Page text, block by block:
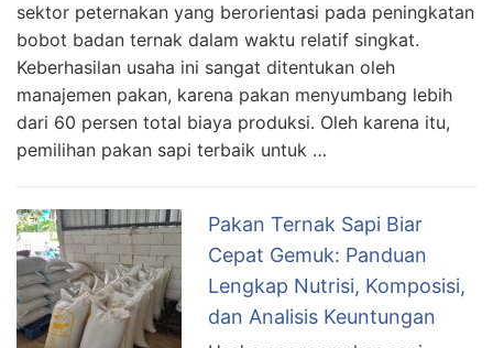
sektor peternakan yang berorientasi pada peningkatan
bobot badan ternak dalam waktu relatif singkat.
Keberhasilan usaha ini sangat ditentukan oleh
manajemen pakan, karena pakan menyumbang lebih
dari 60 persen total biaya produksi. Oleh karena itu,
pemilihan pakan sapi terbaik untuk …
Pakan Ternak Sapi Biar
Cepat Gemuk: Panduan
Lengkap Nutrisi, Komposisi,
dan Analisis Keuntungan